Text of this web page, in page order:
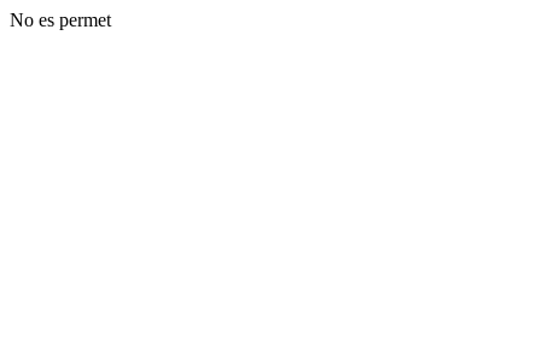
No es permet